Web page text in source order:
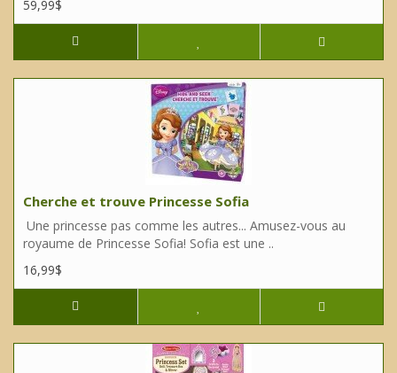
59,99$
Cherche et trouve Princesse Sofia
Une princesse pas comme les autres... Amusez-vous au
royaume de Princesse Sofia! Sofia est une ..
16,99$